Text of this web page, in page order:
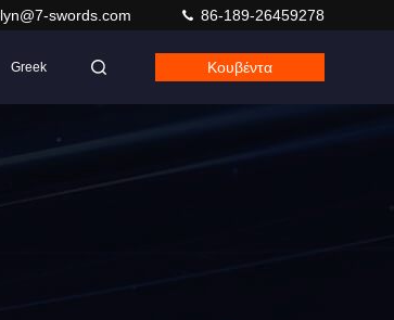
lyn@7-swords.com 86-189-26459278
Greek Κουβέντα